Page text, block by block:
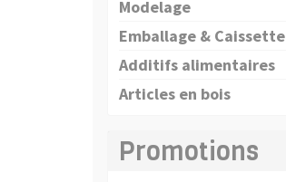
Modelage
Emballage & Caissette
Additifs alimentaires
Articles en bois
Promotions